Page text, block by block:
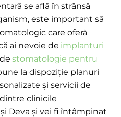
se află în strânsă
este important să
care oferă
ai nevoie de implanturi
stomatologie pentru
la dispoziție planuri
și servicii de
clinicile
Deva și vei fi întâmpinat